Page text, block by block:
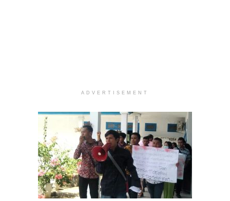
ADVERTISEMENT